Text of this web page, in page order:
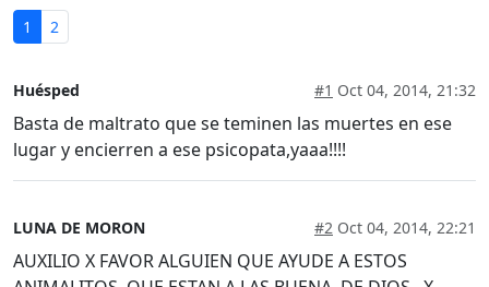
1 2
Huésped #1 Oct 04, 2014, 21:32
Basta de maltrato que se teminen las muertes en ese
lugar y encierren a ese psicopata,yaaa!!!!
LUNA DE MORON #2 Oct 04, 2014, 22:21
AUXILIO X FAVOR ALGUIEN QUE AYUDE A ESTOS